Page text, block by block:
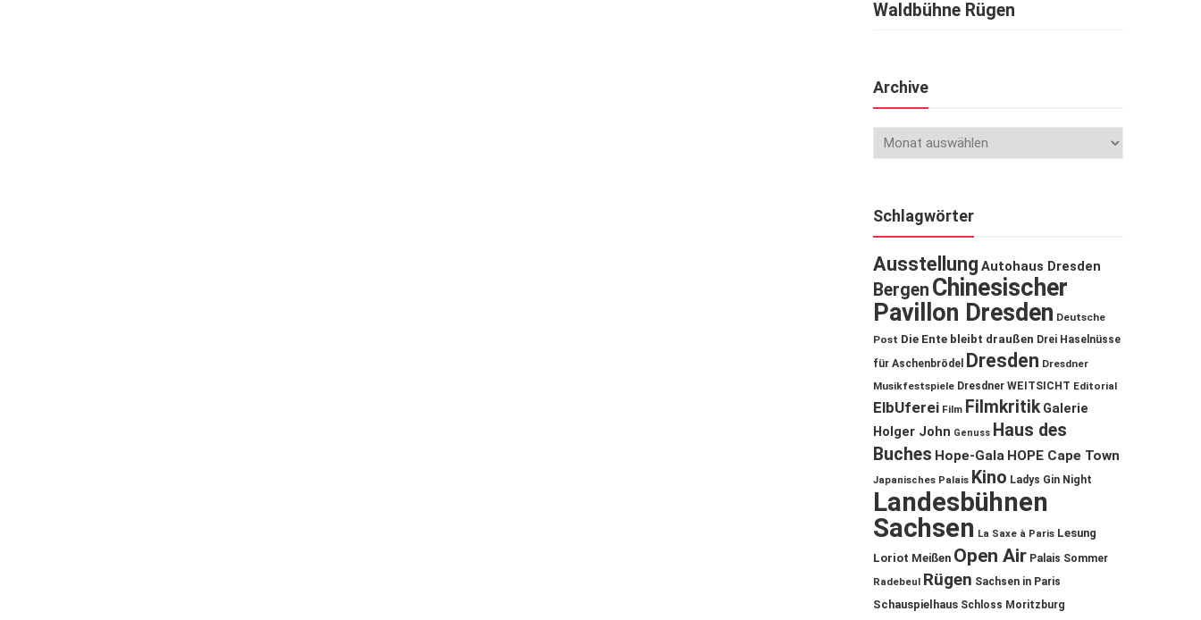
Waldbühne Rügen
Archive
Schlagwörter
Ausstellung Autohaus Dresden
Bergen Chinesischer
Pavillon Dresden Deutsche
Post Die Ente bleibt draußen Drei Haselnüsse
für Aschenbrödel
Dresden Dresdner
Musikfestspiele Dresdner WEITSICHT Editorial
ElbUferei Film Filmkritik Galerie
Holger John Genuss Haus des
Buches Hope-Gala HOPE Cape Town
Japanisches Palais Kino Ladys Gin Night
Landesbühnen
Sachsen La Saxe à Paris Lesung
Loriot Meißen Open Air Palais Sommer
Radebeul Rügen Sachsen in Paris
Schauspielhaus Schloss Moritzburg